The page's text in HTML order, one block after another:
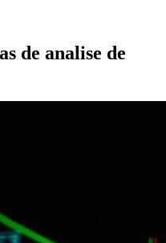
de analise de